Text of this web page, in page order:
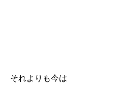
それよりも今は